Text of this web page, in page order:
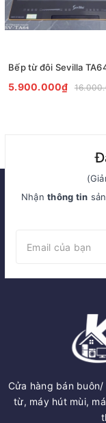
5.900.000₫
Nhậnthông tin
Cửa hàng bán
từ, máy hút mùi,